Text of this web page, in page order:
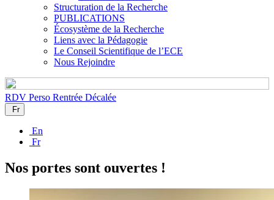
Structuration de la Recherche
PUBLICATIONS
Écosystème de la Recherche
Liens avec la Pédagogie
Le Conseil Scientifique de l’ECE
Nous Rejoindre
RDV Perso Rentrée Décalée
Fr
En
Fr
Nos portes sont ouvertes !